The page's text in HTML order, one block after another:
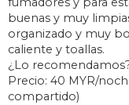
buenas y muy
organizado y muy
caliente y toallas.
¿Lo
Precio: 40 MYR/
compartido)